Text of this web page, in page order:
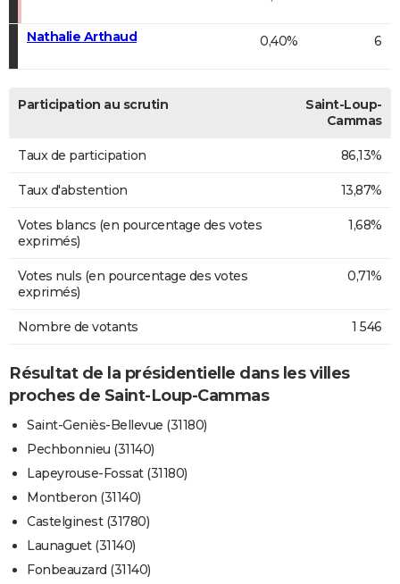
Nathalie Arthaud 0,40% 6
Participation au scrutin
Saint-Loup-
Cammas
Taux de participation 86,13%
Taux d'abstention 13,87%
Votes blancs (en pourcentage des votes
exprimés)
1,68%
Votes nuls (en pourcentage des votes
exprimés)
0,71%
Nombre de votants 1 546
Résultat de la présidentielle dans les villes
proches de Saint-Loup-Cammas
Saint-Geniès-Bellevue (31180)
Pechbonnieu (31140)
Lapeyrouse-Fossat (31180)
Montberon (31140)
Castelginest (31780)
Launaguet (31140)
Fonbeauzard (31140)